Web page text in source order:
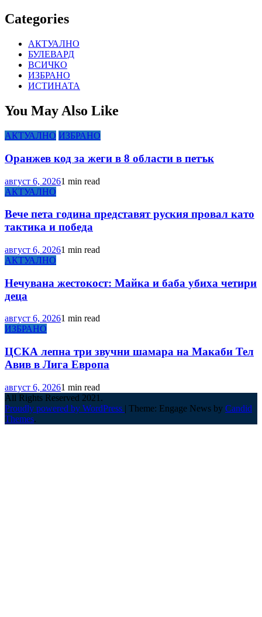
Categories
АКТУАЛНО
БУЛЕВАРД
ВСИЧКО
ИЗБРАНО
ИСТИНАТА
You May Also Like
АКТУАЛНО ИЗБРАНО
Оранжев код за жеги в 8 области в петък
август 6, 20261 min read
АКТУАЛНО
Вече пета година представят руския провал като
тактика и победа
август 6, 20261 min read
АКТУАЛНО
Нечувана жестокост: Майка и баба убиха четири
деца
август 6, 20261 min read
ИЗБРАНО
ЦСКА лепна три звучни шамара на Макаби Тел
Авив в Лига Европа
август 6, 20261 min read
All Rights Reserved 2021.
Proudly powered by WordPress | Theme: Engage News by Candid
Themes.